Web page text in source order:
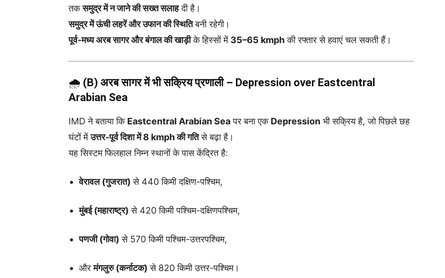
तकसमुद्र में न जाने की सख्त सलाहदी है।
समुद्र में ऊंची लहरें और उफान की स्थितिबनी रहेगी।
पूर्व-मध्य अरब सागर और बंगाल की खाड़ीके हिस्सों में 35–65 kmphकी रफ्तार से हवाएं चल सकती हैं।
🌧️ (B) अरब सागर में भी सक्रिय प्रणाली – Depression over Eastcentral
Arabian Sea
IMD ने बताया कि Eastcentral Arabian Seaपर बना एक Depression भी सक्रिय है, जो पिछले छह
घंटों मेंउत्तर-पूर्व दिशा में 8 kmph की गतिसे बढ़ा है।
यह सिस्टम फिलहाल निम्न स्थानों के पास केंद्रित है:
वेरावल (गुजरात) से 440 किमी दक्षिण-पश्चिम,
मुंबई (महाराष्ट्र) से 420 किमी पश्चिम-दक्षिणपश्चिम,
पणजी (गोवा) से 570 किमी पश्चिम-उत्तरपश्चिम,
औरमंगलुरु (कर्नाटक) से 820 किमी उत्तर-पश्चिम।